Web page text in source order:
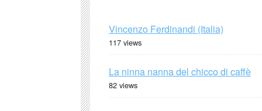
Vincenzo Ferdinandi (Italia)
117 views
La ninna nanna del chicco di caffè
82 views